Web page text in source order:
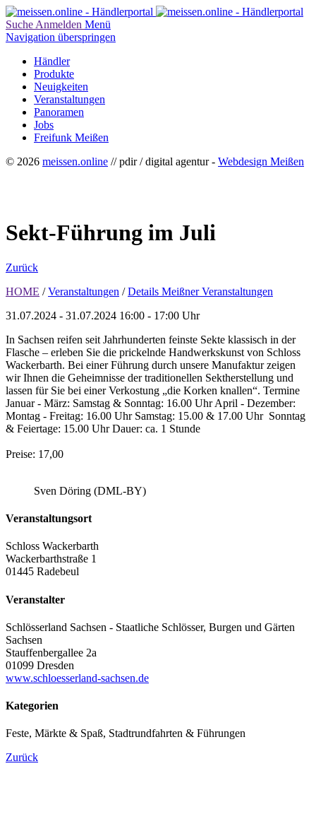
Suche Anmelden Menü
Navigation überspringen
Händler
Produkte
Neuigkeiten
Veranstaltungen
Panoramen
Jobs
Freifunk Meißen
© 2026 meissen.online // pdir / digital agentur - Webdesign Meißen
Sekt-Führung im Juli
Zurück
HOME / Veranstaltungen / Details Meißner Veranstaltungen
31.07.2024 - 31.07.2024 16:00 - 17:00 Uhr
In Sachsen reifen seit Jahrhunderten feinste Sekte klassisch in der
Flasche – erleben Sie die prickelnde Handwerkskunst von Schloss
Wackerbarth. Bei einer Führung durch unsere Manufaktur zeigen
wir Ihnen die Geheimnisse der traditionellen Sektherstellung und
lassen für Sie bei einer Verkostung „die Korken knallen“. Termine
Januar - März: Samstag & Sonntag: 16.00 Uhr April - Dezember:
Montag - Freitag: 16.00 Uhr Samstag: 15.00 & 17.00 Uhr Sonntag
& Feiertage: 15.00 Uhr Dauer: ca. 1 Stunde
Preise: 17,00
Sven Döring (DML-BY)
Veranstaltungsort
Schloss Wackerbarth
Wackerbarthstraße 1
01445 Radebeul
Veranstalter
Schlösserland Sachsen - Staatliche Schlösser, Burgen und Gärten
Sachsen
Stauffenbergallee 2a
01099 Dresden
www.schloesserland-sachsen.de
Kategorien
Feste, Märkte & Spaß, Stadtrundfahrten & Führungen
Zurück